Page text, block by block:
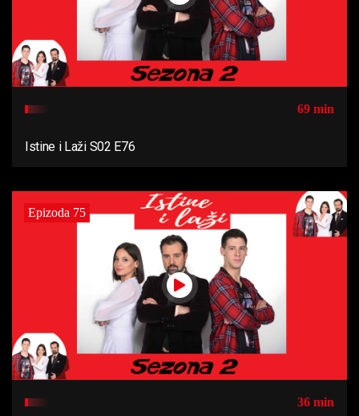
69 min
Istine i Laži S02 E76
Epizoda 75
36 min